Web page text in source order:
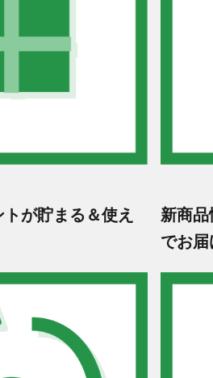
が貯まる＆使え
新商
でお届